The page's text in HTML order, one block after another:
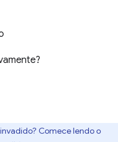
Comece lendo o